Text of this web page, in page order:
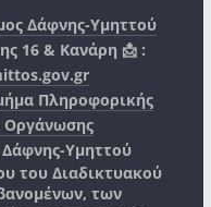
Δάφνης-Υμηττού
16 & Κανάρη 📩 :
Πληροφορικής
Οργάνωσης
Υμηττού
του Διαδικτυακού
των